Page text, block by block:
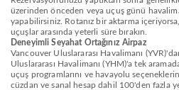
üzerinden önceden veya uçuş günü
yapabilirsiniz. Rotanız bir aktarma
uçuşlar arasında yeterli süre bırakın.
Deneyimli Seyahat Ortağınız Airpaz
Vancouver Uluslararası Havalimanı
Uluslararası Havalimanı (YHM)'a tek
uçuş programlarını ve havayolu
cüzdan ve sanal hesap dahil 100'den fazla